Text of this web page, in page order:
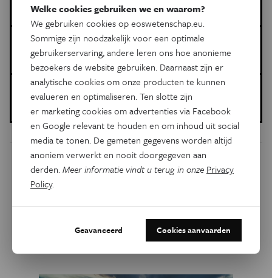
ijskap
Dit is een artikel van:
Eos Wetenschap
Gepubliceerd op:
09 januari 2020
Dit artikel delen op:
Gerelateerde artikels
Welke cookies gebruiken we en waarom?
We gebruiken cookies op eoswetenschap.eu.
Sommige zijn noodzakelijk voor een optimale
gebruikerservaring, andere leren ons hoe anonieme
bezoekers de website gebruiken. Daarnaast zijn er
analytische cookies om onze producten te kunnen
evalueren en optimaliseren. Ten slotte zijn
er marketing cookies om advertenties via Facebook
en Google relevant te houden en om inhoud uit social
media te tonen. De gemeten gegevens worden altijd
anoniem verwerkt en nooit doorgegeven aan
derden.Meer informatie vindt u terug in onze Privacy
Policy.
Geavanceerd Cookies aanvaarden